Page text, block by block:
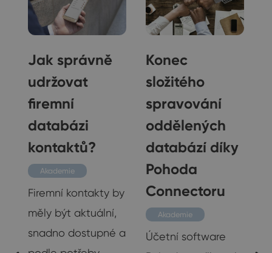
Jak správně
udržovat
firemní
databázi
kontaktů?
Akademie
Firemní kontakty by
měly být aktuální,
snadno dostupné a
Konec
složitého
spravování
oddělených
databází díky
Pohoda
Connectoru
Akademie
Účetní software